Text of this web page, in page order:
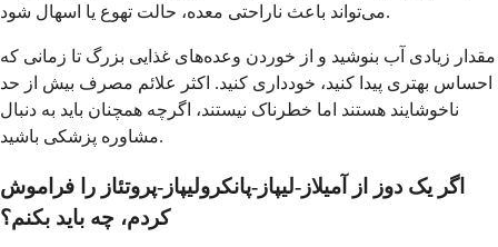
می‌تواند باعث ناراحتی معده، حالت تهوع یا اسهال شود.
مقدار زیادی آب بنوشید و از خوردن وعده‌های غذایی بزرگ تا زمانی که
احساس بهتری پیدا کنید، خودداری کنید. اکثر علائم مصرف بیش از حد
ناخوشایند هستند اما خطرناک نیستند، اگرچه همچنان باید به دنبال
مشاوره پزشکی باشید.
اگر یک دوز از آمیلاز-لیپاز-پانکرولیپاز-پروتئاز را فراموش
کردم، چه باید بکنم؟